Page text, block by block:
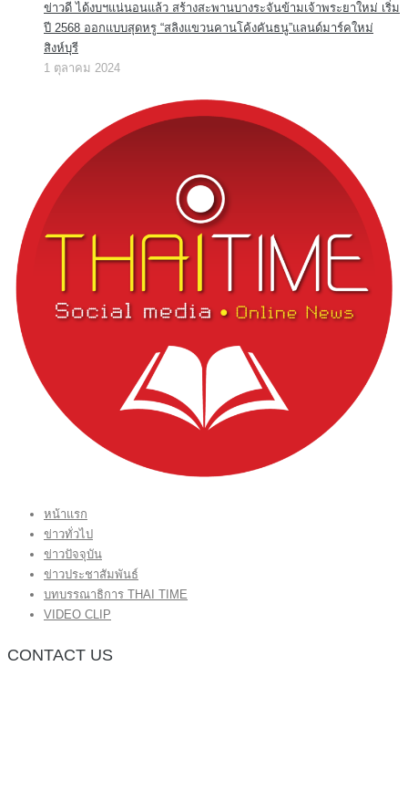
ข่าวดี ได้งบฯแน่นอนแล้ว สร้างสะพานบางระจันข้ามเจ้าพระยาใหม่ เริ่ม
ปี 2568 ออกแบบสุดหรู “สลิงแขวนคานโค้งคันธนู”แลนด์มาร์คใหม่
สิงห์บุรี
1 ตุลาคม 2024
หน้าแรก
ข่าวทั่วไป
ข่าวปัจจุบัน
ข่าวประชาสัมพันธ์
บทบรรณาธิการ THAI TIME
VIDEO CLIP
CONTACT US